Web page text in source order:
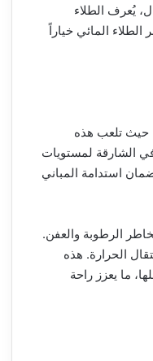
يُعرف الطلاء
الطلاء المائي خياراً
حيث تلعب هذه
الشارقة لمستويات
استدامة المباني
الرطوبة والعفن.
الحرارة. هذه
ما يعزز راحة